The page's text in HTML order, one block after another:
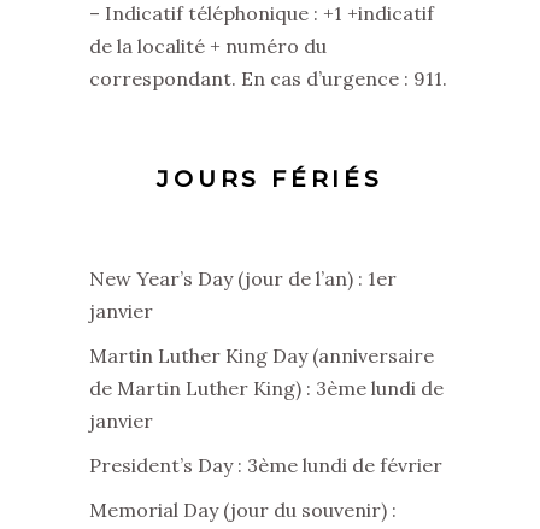
– Indicatif téléphonique : +1 +indicatif
de la localité + numéro du
correspondant. En cas d’urgence : 911.
JOURS FÉRIÉS
New Year’s Day (jour de l’an) : 1er
janvier
Martin Luther King Day (anniversaire
de Martin Luther King) : 3ème lundi de
janvier
President’s Day : 3ème lundi de février
Memorial Day (jour du souvenir) :